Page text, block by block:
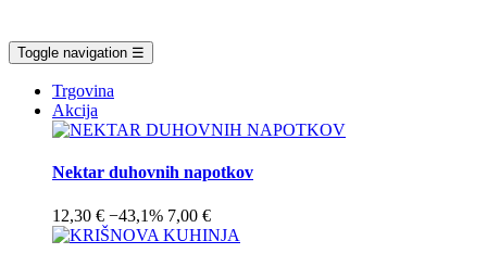
Toggle navigation ☰
Trgovina
Akcija
Nektar duhovnih napotkov
12,30 € −43,1% 7,00 €